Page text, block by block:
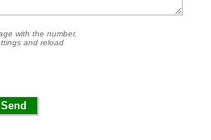
with the number,
and reload